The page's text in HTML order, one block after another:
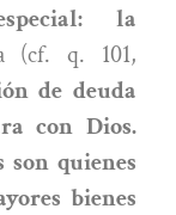
la
(cf. q. 101,
de deuda
con Dios.
son quienes
bienes